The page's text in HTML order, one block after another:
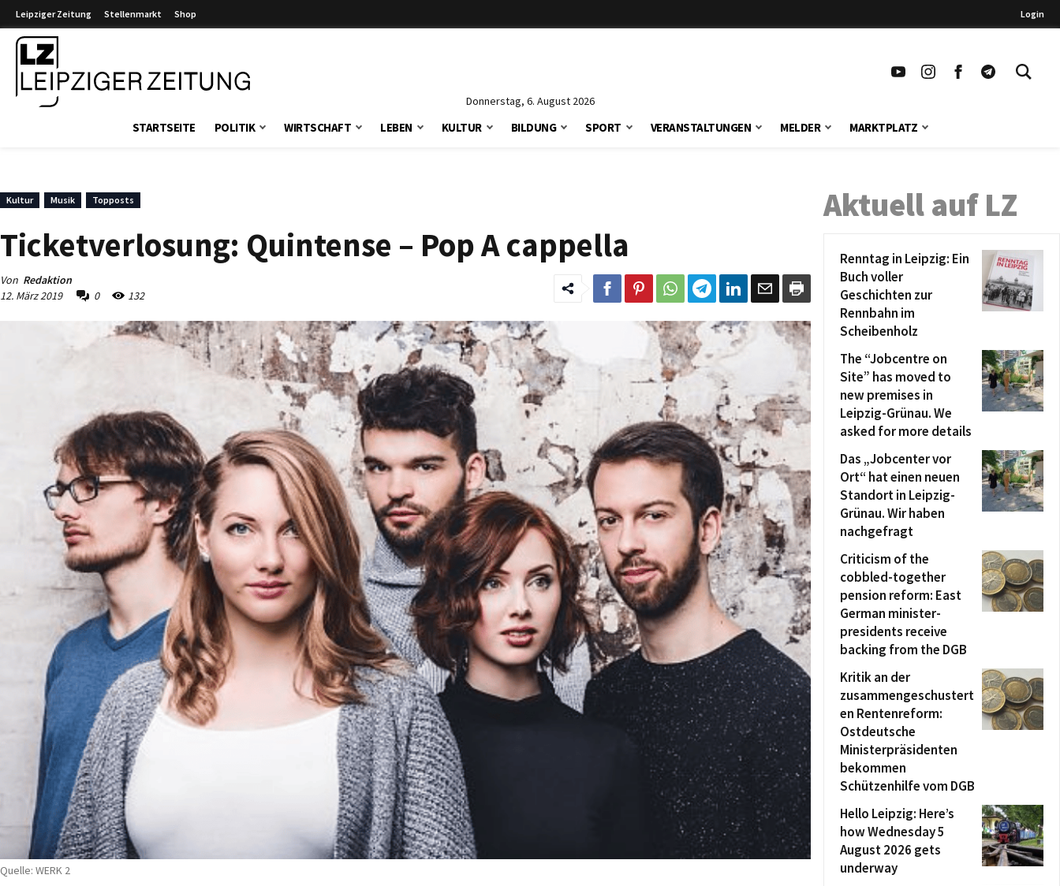
Leipziger Zeitung Stellenmarkt Shop Login
Donnerstag, 6. August 2026
STARTSEITE POLITIK WIRTSCHAFT LEBEN KULTUR BILDUNG SPORT VERANSTALTUNGEN MELDER MARKTPLATZ
Kultur Musik Topposts
Ticketverlosung: Quintense – Pop A cappella
Von Redaktion
12. März 2019
0 132
Quelle: WERK 2
Aktuell auf LZ
Renntag in Leipzig: Ein
Buch voller
Geschichten zur
Rennbahn im
Scheibenholz
The “Jobcentre on
Site” has moved to
new premises in
Leipzig-Grünau. We
asked for more details
Das „Jobcenter vor
Ort“ hat einen neuen
Standort in Leipzig-
Grünau. Wir haben
nachgefragt
Criticism of the
cobbled-together
pension reform: East
German minister-
presidents receive
backing from the DGB
Kritik an der
zusammengeschustert
en Rentenreform:
Ostdeutsche
Ministerpräsidenten
bekommen
Schützenhilfe vom DGB
Hello Leipzig: Here’s
how Wednesday 5
August 2026 gets
underway